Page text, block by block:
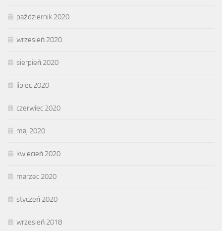
październik 2020
wrzesień 2020
sierpień 2020
lipiec 2020
czerwiec 2020
maj 2020
kwiecień 2020
marzec 2020
styczeń 2020
wrzesień 2018